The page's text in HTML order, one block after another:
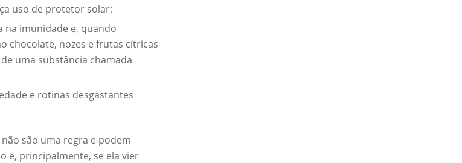
uso de protetor solar;
na imunidade e, quando
chocolate, nozes e frutas cítricas
uma substância chamada
e rotinas desgastantes
são uma regra e podem
e, principalmente, se ela vier